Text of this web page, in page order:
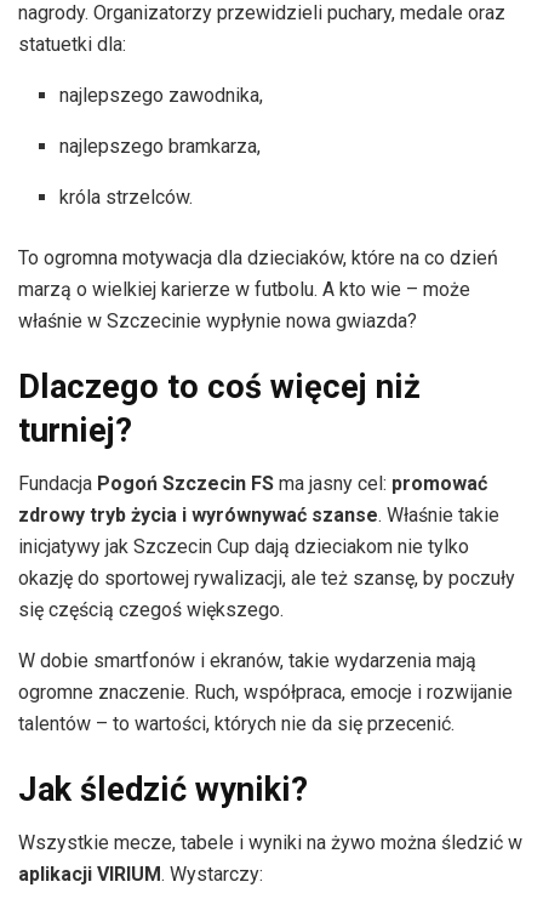
nagrody. Organizatorzy przewidzieli puchary, medale oraz
statuetki dla:
najlepszego zawodnika,
najlepszego bramkarza,
króla strzelców.
To ogromna motywacja dla dzieciaków, które na co dzień
marzą o wielkiej karierze w futbolu. A kto wie – może
właśnie w Szczecinie wypłynie nowa gwiazda?
Dlaczego to coś więcej niż
turniej?
Fundacja Pogoń Szczecin FS ma jasny cel: promować
zdrowy tryb życia i wyrównywać szanse. Właśnie takie
inicjatywy jak Szczecin Cup dają dzieciakom nie tylko
okazję do sportowej rywalizacji, ale też szansę, by poczuły
się częścią czegoś większego.
W dobie smartfonów i ekranów, takie wydarzenia mają
ogromne znaczenie. Ruch, współpraca, emocje i rozwijanie
talentów – to wartości, których nie da się przecenić.
Jak śledzić wyniki?
Wszystkie mecze, tabele i wyniki na żywo można śledzić w
aplikacji VIRIUM. Wystarczy: